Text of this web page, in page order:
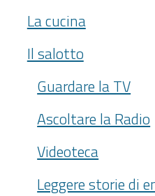
La cucina
Il salotto
Guardare la TV
Ascoltare la Radio
Videoteca
Leggere storie di